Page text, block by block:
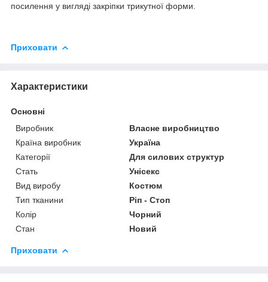
посилення у вигляді закріпки трикутної форми.
Приховати
Характеристики
Основні
Виробник
Власне виробництво
Країна виробник
Україна
Категорії
Для силових структур
Стать
Унісекс
Вид виробу
Костюм
Тип тканини
Ріп - Стоп
Колір
Чорний
Стан
Новий
Приховати